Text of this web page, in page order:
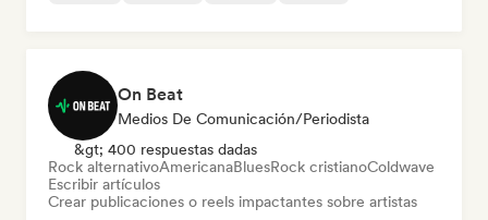
On Beat
Medios De Comunicación/Periodista
&gt; 400 respuestas dadas
Rock alternativoAmericanaBluesRock cristianoColdwave
Escribir artículos
Crear publicaciones o reels impactantes sobre artistas